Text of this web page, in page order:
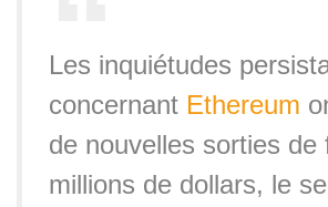
Les inquiétudes
concernant Ethereum
de nouvelles sorties de
millions de dollars, le